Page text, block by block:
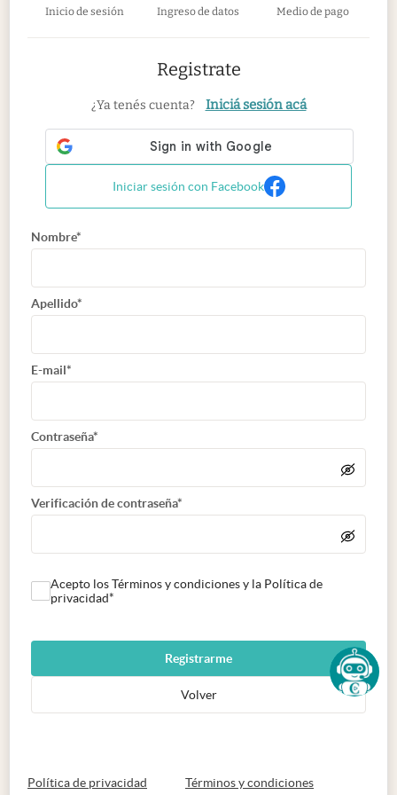
Inicio de sesión Ingreso de datos Medio de pago
Registrate
¿Ya tenés cuenta? Iniciá sesión acá
Iniciar sesión con Facebook
Nombre*
Apellido*
E-mail*
Contraseña*
Verificación de contraseña*
Acepto los Términos y condiciones y la Política de
privacidad*
Registrarme
Volver
Política de privacidad abre en nueva pestaña
Términos y condicionesabre en nueva